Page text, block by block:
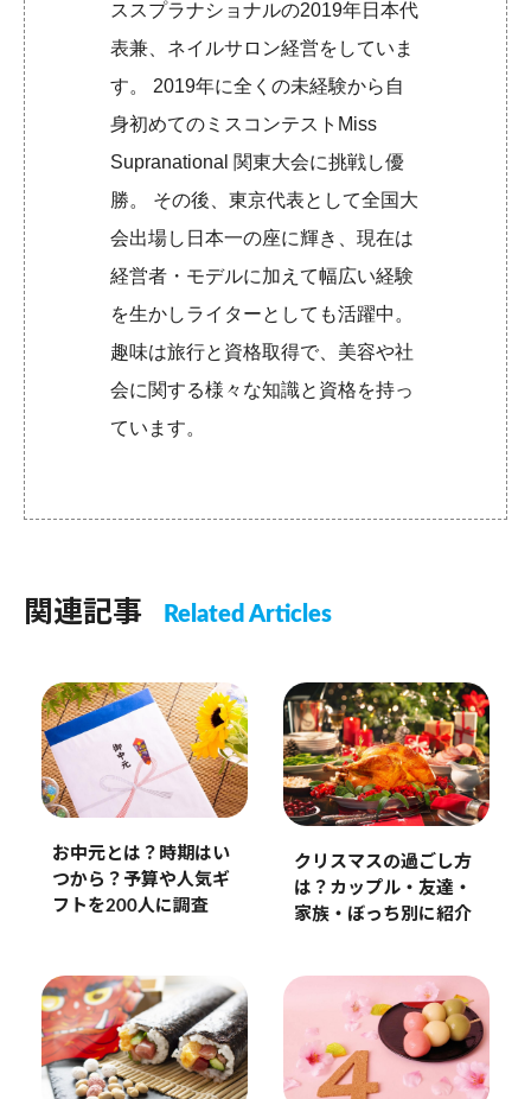
ススプラナショナルの2019年日本代
表兼、ネイルサロン経営をしていま
す。 2019年に全くの未経験から自
身初めてのミスコンテストMiss
Supranational 関東大会に挑戦し優
勝。 その後、東京代表として全国大
会出場し日本一の座に輝き、現在は
経営者・モデルに加えて幅広い経験
を生かしライターとしても活躍中。
趣味は旅行と資格取得で、美容や社
会に関する様々な知識と資格を持っ
ています。
関連記事 Related Articles
お中元とは？時期はい
つから？予算や人気ギ
フトを200人に調査
クリスマスの過ごし方
は？カップル・友達・
家族・ぼっち別に紹介